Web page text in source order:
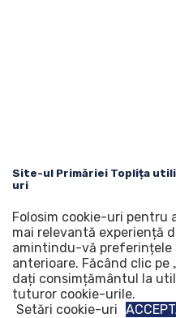
Site-ul Primăriei Toplița
uri
Folosim cookie-uri pentru
mai relevantă experiență
amintindu-vă preferințele
anterioare. Făcând clic pe
dați consimțământul la
tuturor cookie-urile.
Setări cookie-uri